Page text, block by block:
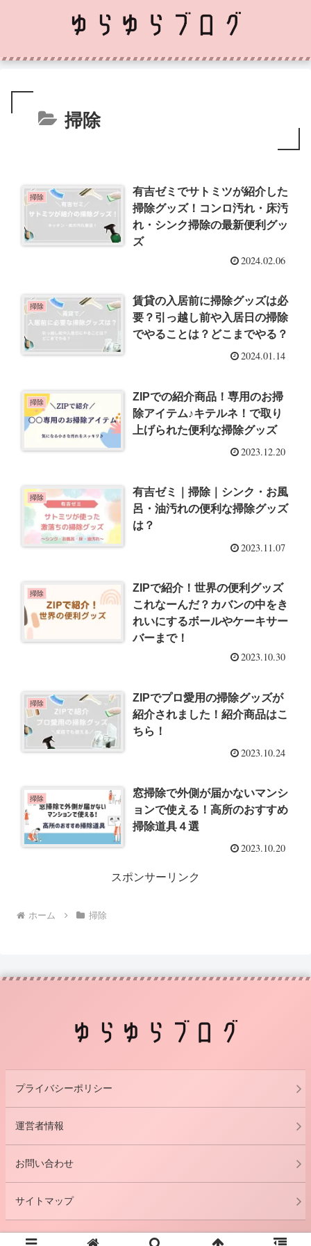
掃除
掃除
有吉ゼミでサトミツが紹介した
掃除グッズ！コンロ汚れ・床汚
れ・シンク掃除の最新便利グッ
ズ
2024.02.06
掃除
賃貸の入居前に掃除グッズは必
要？引っ越し前や入居日の掃除
でやることは？どこまでやる？
2024.01.14
掃除
ZIPでの紹介商品！専用のお掃
除アイテム♪キテルネ！で取り
上げられた便利な掃除グッズ
2023.12.20
掃除
有吉ゼミ｜掃除｜シンク・お風
呂・油汚れの便利な掃除グッズ
は？
2023.11.07
掃除
ZIPで紹介！世界の便利グッズ
これなーんだ？カバンの中をき
れいにするボールやケーキサー
バーまで！
2023.10.30
掃除
ZIPでプロ愛用の掃除グッズが
紹介されました！紹介商品はこ
ちら！
2023.10.24
掃除
窓掃除で外側が届かないマンシ
ョンで使える！高所のおすすめ
掃除道具４選
2023.10.20
スポンサーリンク
ホーム 掃除
プライバシーポリシー
運営者情報
お問い合わせ
サイトマップ